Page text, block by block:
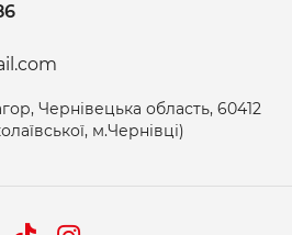
Чернівецька область, 60412
м.Чернівці)